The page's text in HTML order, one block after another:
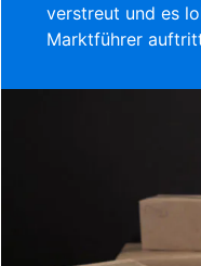
verstreut und es
Marktführer